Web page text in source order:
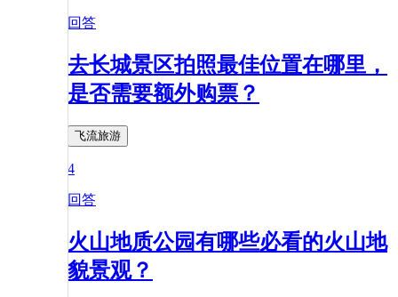
回答
去长城景区拍照最佳位置在哪里，
是否需要额外购票？
飞流旅游
4
回答
火山地质公园有哪些必看的火山地
貌景观？